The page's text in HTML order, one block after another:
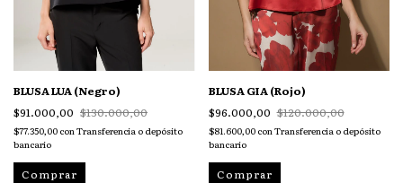
BLUSA LUA (Negro)
$91.000,00 $130.000,00
$77.350,00 con Transferencia o depósito
bancario
Comprar
BLUSA GIA (Rojo)
$96.000,00 $120.000,00
$81.600,00 con Transferencia o depósito
bancario
Comprar